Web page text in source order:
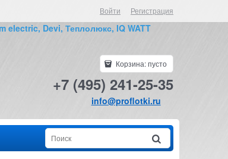
Войти Регистрация
electric, Devi, Теплолюкс, IQ WATT
Корзина:пусто
+7 (495) 241-25-35
info@proflotki.ru